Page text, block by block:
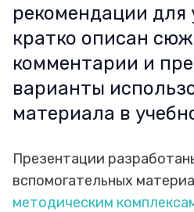
рекомендации для
кратко описан
комментарии и
варианты
материала в
Презентации
вспомогательных
методическим